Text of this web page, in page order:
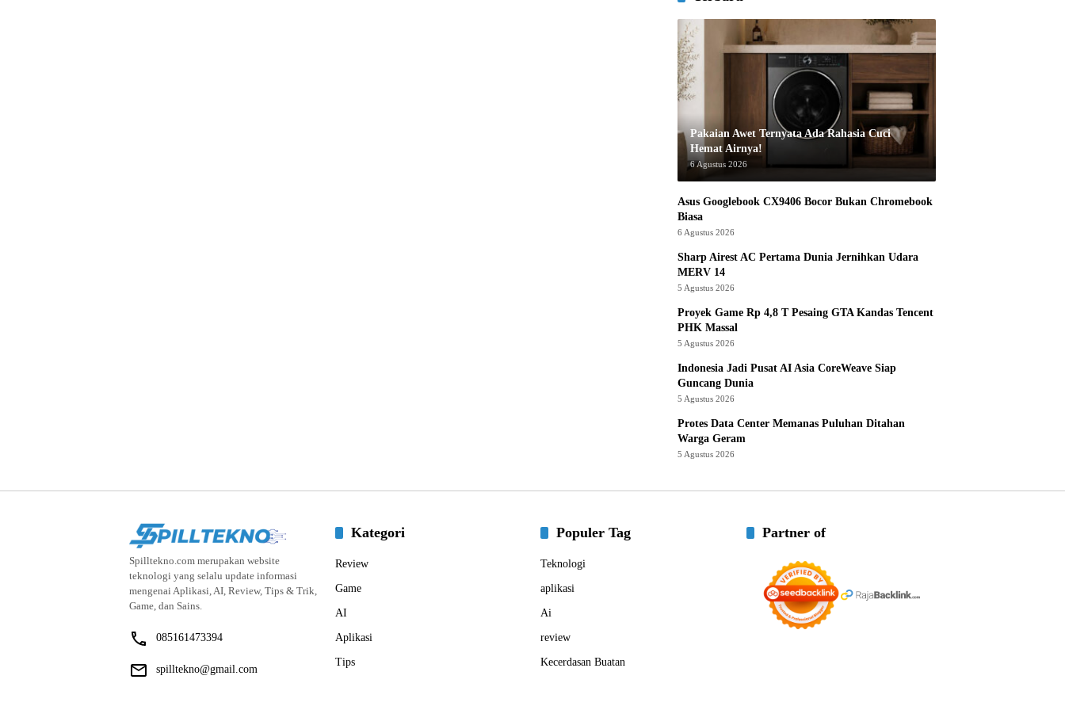
Pakaian Awet Ternyata Ada Rahasia Cuci
Hemat Airnya!
6 Agustus 2026
Asus Googlebook CX9406 Bocor Bukan Chromebook
Biasa
6 Agustus 2026
Sharp Airest AC Pertama Dunia Jernihkan Udara
MERV 14
5 Agustus 2026
Proyek Game Rp 4,8 T Pesaing GTA Kandas Tencent
PHK Massal
5 Agustus 2026
Indonesia Jadi Pusat AI Asia CoreWeave Siap
Guncang Dunia
5 Agustus 2026
Protes Data Center Memanas Puluhan Ditahan
Warga Geram
5 Agustus 2026
Spilltekno.com merupakan website
teknologi yang selalu update informasi
mengenai Aplikasi, AI, Review, Tips & Trik,
Game, dan Sains.
085161473394
spilltekno@gmail.com
Kategori
Review
Game
AI
Aplikasi
Tips
Populer Tag
Teknologi
aplikasi
Ai
review
Kecerdasan Buatan
Partner of